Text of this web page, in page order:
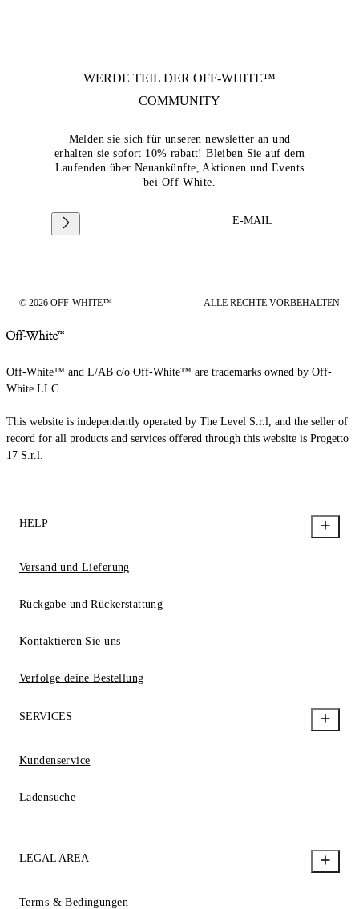
WERDE TEIL DER OFF-WHITE™
COMMUNITY
Melden sie sich für unseren newsletter an und
erhalten sie sofort 10% rabatt! Bleiben Sie auf dem
Laufenden über Neuankünfte, Aktionen und Events
bei Off-White.
E-MAIL
© 2026 OFF-WHITE™ ALLE RECHTE VORBEHALTEN
Off-White™ and L/AB c/o Off-White™ are trademarks owned by Off-
White LLC.
This website is independently operated by The Level S.r.l, and the seller of
record for all products and services offered through this website is Progetto
17 S.r.l.
HELP
Versand und Lieferung
Rückgabe und Rückerstattung
Kontaktieren Sie uns
Verfolge deine Bestellung
SERVICES
Kundenservice
Ladensuche
LEGAL AREA
Terms & Bedingungen